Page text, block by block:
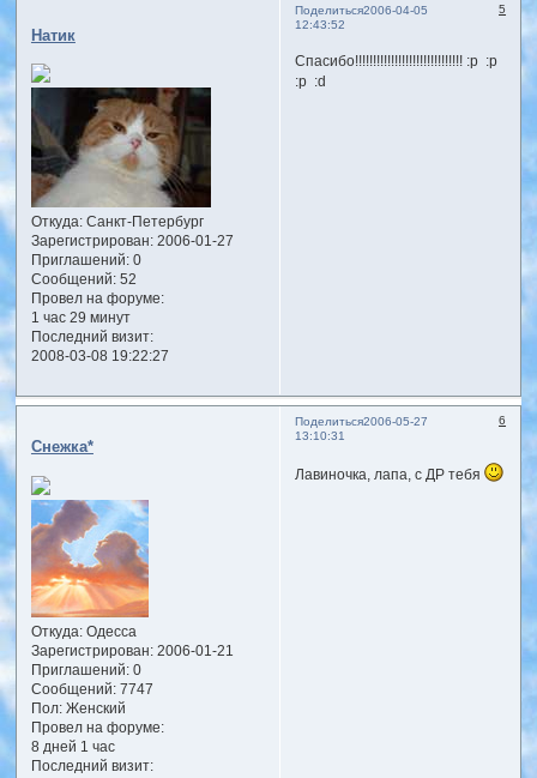
Поделиться 5
2006-04-05
12:43:52
Натик
Откуда:Санкт-Петербург
Зарегистрирован: 2006-01-27
Приглашений:0
Сообщений:52
Провел на форуме:
1 час 29 минут
Последний визит:
2008-03-08 19:22:27
Спасибо!!!!!!!!!!!!!!!!!!!!!!!!!!!!!! :p :p
:p :d
Поделиться 6
2006-05-27
13:10:31
Снежка*
Откуда:Одесса
Зарегистрирован: 2006-01-21
Приглашений:0
Сообщений:7747
Пол:Женский
Провел на форуме:
8 дней 1 час
Последний визит:
Лавиночка, лапа, с ДР тебя